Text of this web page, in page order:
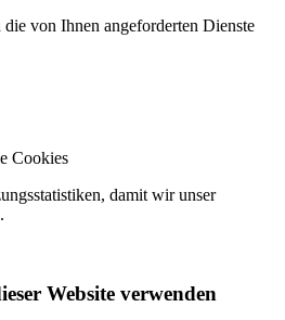
von Ihnen angeforderten Dienste
Cookies
damit wir unser
Website verwenden